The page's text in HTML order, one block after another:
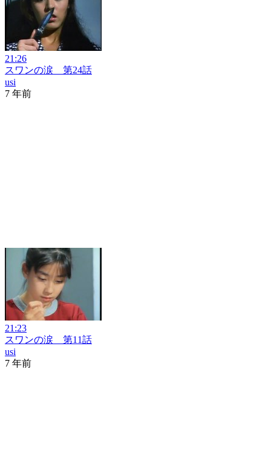
21:26
スワンの涙 第24話
usi
7 年前
21:23
スワンの涙 第11話
usi
7 年前